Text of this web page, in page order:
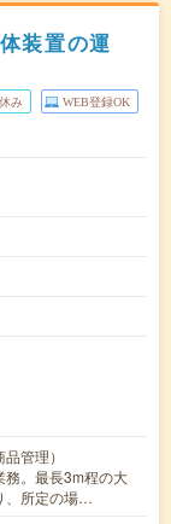
装置の運
み WEB登録OK
管理）
務。最長3m程の大
、所定の場…